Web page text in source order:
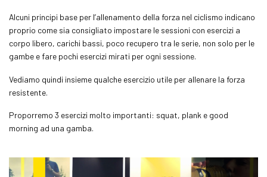
Alcuni principi base per l’allenamento della forza nel ciclismo indicano
proprio come sia consigliato impostare le sessioni con esercizi a
corpo libero, carichi bassi, poco recupero tra le serie, non solo per le
gambe e fare pochi esercizi mirati per ogni sessione.
Vediamo quindi insieme qualche esercizio utile per allenare la forza
resistente.
Proporremo 3 esercizi molto importanti: squat, plank e good
morning ad una gamba.